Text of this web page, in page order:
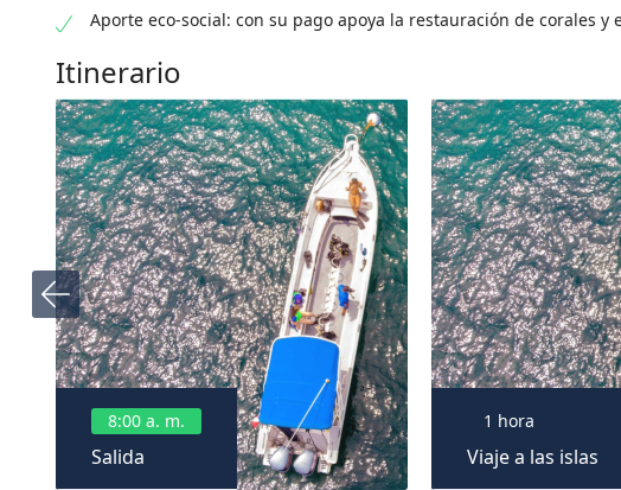
Aporte eco-social: con su pago apoya la restauración de corales
Itinerario
8:00 a. m.
Salida
Punto de encuentro:
Muelle de
la
Bodeguita
, a solo 5 minutos del
centro histórico.
1 hora
Viaje a las islas
Traslado en lancha
Rosario